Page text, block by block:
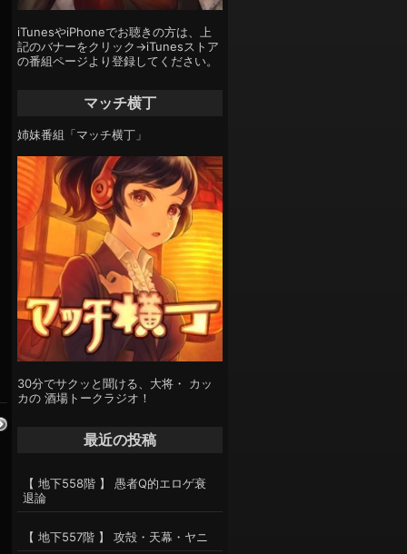
iTunesやiPhoneでお聴きの方は、上
記のバナーをクリック→iTunesストア
の番組ページより登録してください。
マッチ横丁
姉妹番組「マッチ横丁」
30分でサクッと聞ける、大将・ カッ
カの 酒場トークラジオ！
最近の投稿
【 地下558階 】 愚者Q的エロゲ衰
退論
【 地下557階 】 攻殻・天幕・ヤニ